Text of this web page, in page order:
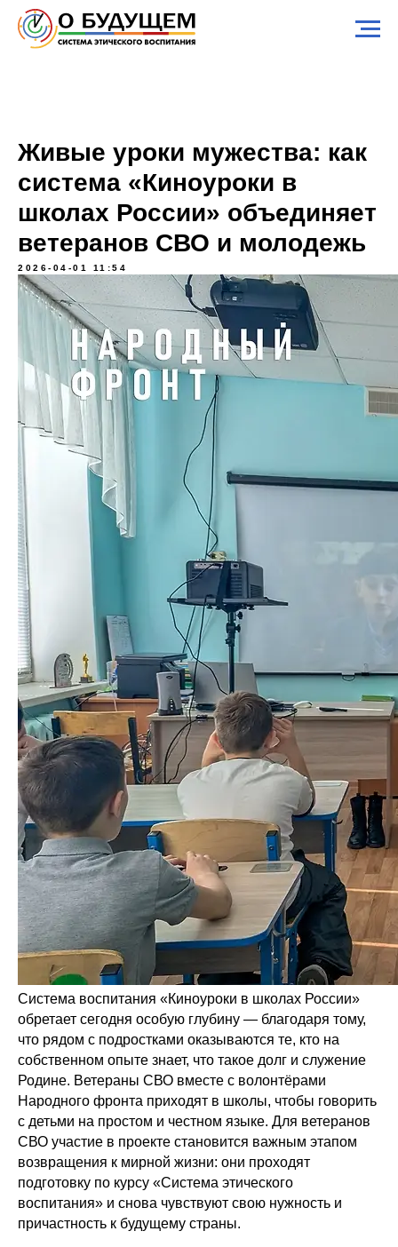
Живые уроки мужества: как
система «Киноуроки в
школах России» объединяет
ветеранов СВО и молодежь
2026-04-01 11:54
Система воспитания «Киноуроки в школах России»
обретает сегодня особую глубину — благодаря тому,
что рядом с подростками оказываются те, кто на
собственном опыте знает, что такое долг и служение
Родине. Ветераны СВО вместе с волонтёрами
Народного фронта приходят в школы, чтобы говорить
с детьми на простом и честном языке. Для ветеранов
СВО участие в проекте становится важным этапом
возвращения к мирной жизни: они проходят
подготовку по курсу «Система этического
воспитания» и снова чувствуют свою нужность и
причастность к будущему страны.